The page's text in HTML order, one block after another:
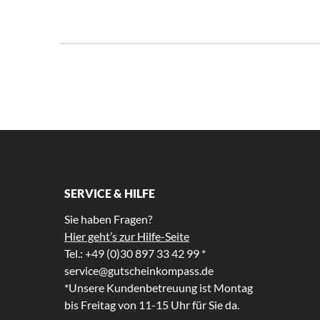
SERVICE & HILFE
Sie haben Fragen?
Hier geht’s zur Hilfe-Seite
Tel.: +49 (0)30 897 33 42 99 *
service@gutscheinkompass.de
*Unsere Kundenbetreuung ist Montag
bis Freitag von 11-15 Uhr für Sie da.